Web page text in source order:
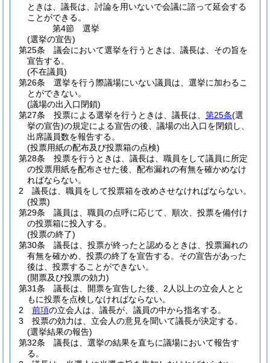
ときは、議長は、討論を用いないで会議に諮って延会する
ことができる。
第4節
選挙
(選挙の宣告)
第25条
議会において選挙を行うときは、議長は、その旨を
宣告する。
(不在議員)
第26条
選挙を行う際議場にいない議員は、選挙に加わるこ
とができない。
(議場の出入口閉鎖)
第27条
投票による選挙を行うときは、議長は、 第25条(選
挙の宣告)の規定による宣告の後、議場の出入口を閉鎖し、
出席議員数を報告する。
(投票用紙の配布及び投票箱の点検)
第28条
投票を行うときは、議長は、職員をして議員に所定
の投票用紙を配布させた後、配布漏れの有無を確かめなけ
ればならない。
2
議長は、職員をして投票箱を改めさせなければならない。
(投票)
第29条
議員は、職員の点呼に応じて、順次、投票を備付け
の投票箱に投入する。
(投票の終了)
第30条
議長は、投票が終ったと認めるときは、投票漏れの
有無を確かめ、投票の終了を宣告する。 その宣告があった
後は、投票することができない。
(開票及び投票の効力)
第31条
議長は、開票を宣告した後、2人以上の立会人とと
もに投票を点検しなければならない。
2
前項の立会人は、議長が、議員の中から指名する。
3
投票の効力は、立会人の意見を聞いて議長が決定する。
(選挙結果の報告)
第32条
議長は、選挙の結果を直ちに議場において報告す
る。